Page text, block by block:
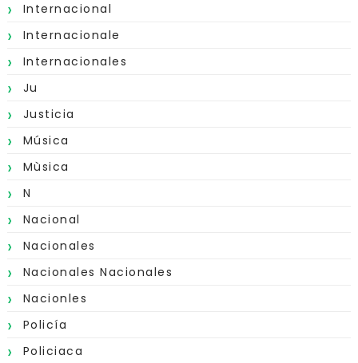
Internacional
Internacionale
Internacionales
Ju
Justicia
Música
Mùsica
N
Nacional
Nacionales
Nacionales Nacionales
Nacionles
Policía
Policiaca